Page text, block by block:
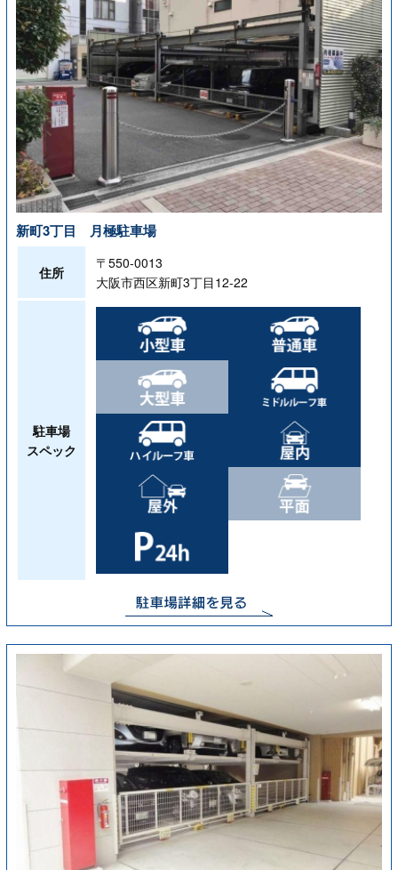
新町3丁目 月極駐車場
住所
〒550-0013
大阪市西区新町3丁目12-22
駐車場
スペック